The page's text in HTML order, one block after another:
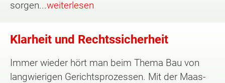
sorgen...weiterlesen
Klarheit und Rechtssicherheit
Immer wieder hört man beim Thema Bau von
langwierigen Gerichtsprozessen. Mit der Maas-